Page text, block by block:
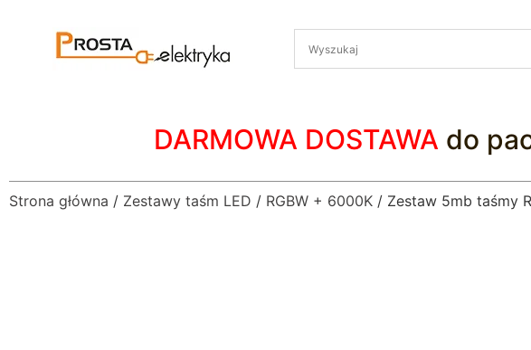
DARMOWA DOSTAWA do
Strona główna / Zestawy taśm LED / RGBW + 6000K / Zestaw 5mb taśmy